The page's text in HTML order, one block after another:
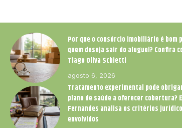
Por que o consórcio imobiliário é bom
quem deseja sair do aluguel? Confira
Tiago Oliva Schietti
agosto 6, 2026
Tratamento experimental pode
plano de saúde a oferecer cobertura?
Fernandes analisa os critérios
envolvidos